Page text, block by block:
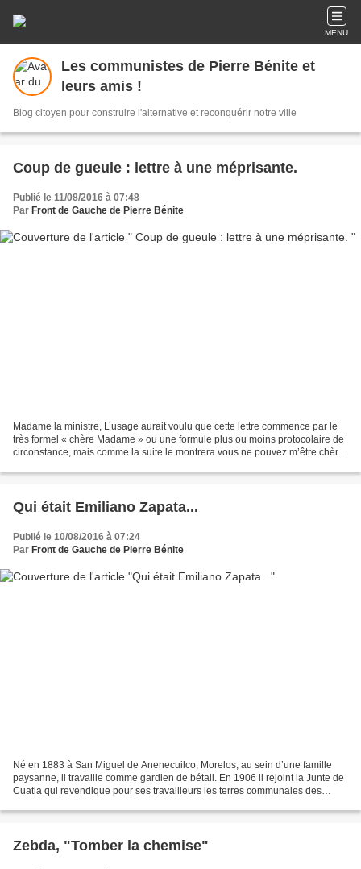
MENU
Les communistes de Pierre Bénite et
leurs amis !
Blog citoyen pour construire l'alternative et reconquérir notre ville
Coup de gueule : lettre à une méprisante.
Publié le 11/08/2016 à 07:48
Par Front de Gauche de Pierre Bénite
Madame la ministre, L’usage aurait voulu que cette lettre commence par le
très formel « chère Madame » ou une formule plus ou moins protocolaire de
circonstance, mais comme la suite le montrera vous ne pouvez m’être chère,
Qui était Emiliano Zapata...
Publié le 10/08/2016 à 07:24
Par Front de Gauche de Pierre Bénite
Né en 1883 à San Miguel de Anenecuilco, Morelos, au sein d’une famille
paysanne, il travaille comme gardien de bétail. En 1906 il rejoint la Junte de
Cuatla qui revendique pour ses travailleurs les terres communales des
Zebda, "Tomber la chemise"